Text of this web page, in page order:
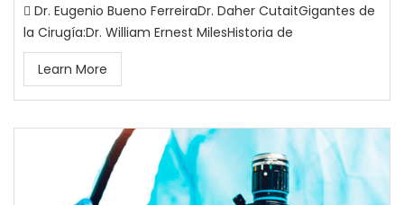
 Dr. Eugenio Bueno FerreiraDr. Daher CutaitGigantes de
la Cirugía:Dr. William Ernest MilesHistoria de
Learn More